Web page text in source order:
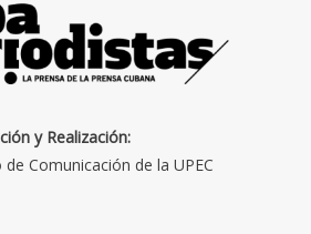
y Realización:
Comunicación de la UPEC